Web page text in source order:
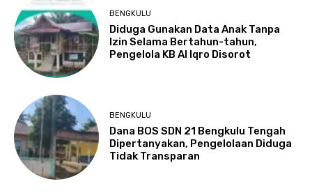
BENGKULU
Diduga Gunakan Data Anak Tanpa
Izin Selama Bertahun-tahun,
Pengelola KB Al Iqro Disorot
BENGKULU
Dana BOS SDN 21 Bengkulu Tengah
Dipertanyakan, Pengelolaan Diduga
Tidak Transparan